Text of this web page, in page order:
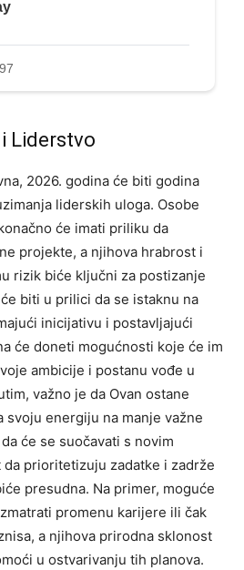
Liderstvo
2026. godina će biti godina
liderskih uloga. Osobe
će imati priliku da
projekte, a njihova hrabrost i
rizik biće ključni za postizanje
biti u prilici da se istaknu na
inicijativu i postavljajući
će doneti mogućnosti koje će im
ambicije i postanu vođe u
važno je da Ovan ostane
svoju energiju na manje važne
će se suočavati s novim
prioritetizuju zadatke i zadrže
presudna. Na primer, moguće
promenu karijere ili čak
a njihova prirodna sklonost
u ostvarivanju tih planova.